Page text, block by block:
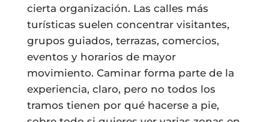
cierta organización. Las calles más
turísticas suelen concentrar visitantes,
grupos guiados, terrazas, comercios,
eventos y horarios de mayor
movimiento. Caminar forma parte de la
experiencia, claro, pero no todos los
tramos tienen por qué hacerse a pie,